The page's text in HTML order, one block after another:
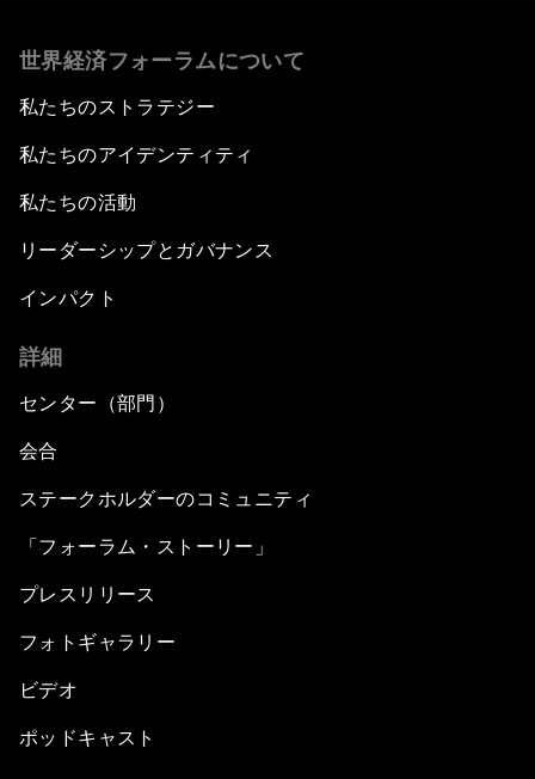
世界経済フォーラムについて
私たちのストラテジー
私たちのアイデンティティ
私たちの活動
リーダーシップとガバナンス
インパクト
詳細
センター（部門）
会合
ステークホルダーのコミュニティ
「フォーラム・ストーリー」
プレスリリース
フォトギャラリー
ビデオ
ポッドキャスト